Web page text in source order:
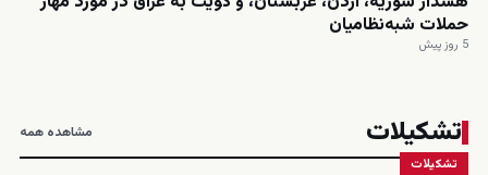
حملات شبه‌نظامیان
5 روز پیش
تشکیلات مشاهده همه
تشکیلات